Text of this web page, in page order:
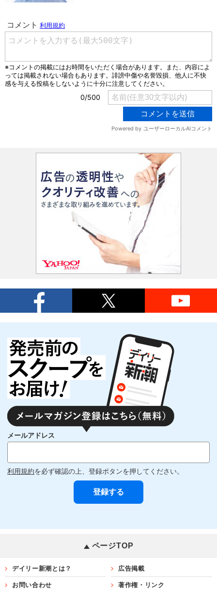
メールアドレス
利用規約を必ず確認の上、登録ボタンを押してください。
ページTOP
デイリー新潮とは？ 広告掲載
お問い合わせ 著作権・リンク